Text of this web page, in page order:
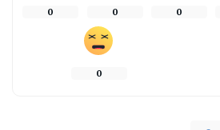
0 0 0
0